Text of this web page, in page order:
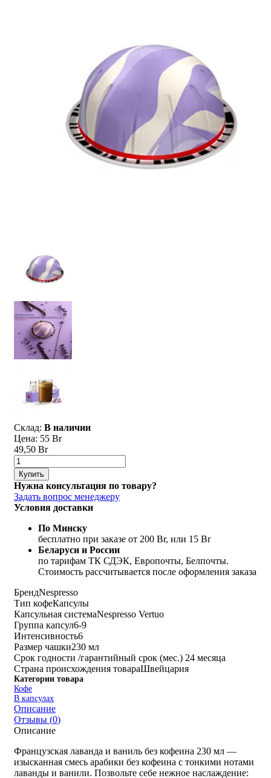
Склад: В наличии
Цена: 55 Br
49,50 Br
Купить
Нужна консультация по товару?
Задать вопрос менеджеру
Условия доставки
По Минску
бесплатно при заказе от 200 Br, или 15 Br
Беларуси и России
по тарифам ТК СДЭК, Европочты, Белпочты.
Стоимость рассчитывается после оформления заказа
БрендNespresso
Тип кофеКапсулы
Капсульная системаNespresso Vertuo
Группа капсул6-9
Интенсивность6
Размер чашки230 мл
Срок годности /гарантийный срок (мес.) 24 месяца
Страна происхождения товараШвейцария
Категории товара
Кофе
В капсулах
Описание
Отзывы (0)
Описание
Французская лаванда и ваниль без кофеина 230 мл —
изысканная смесь арабики без кофеина с тонкими нотами
лаванды и ванили. Позвольте себе нежное наслаждение: